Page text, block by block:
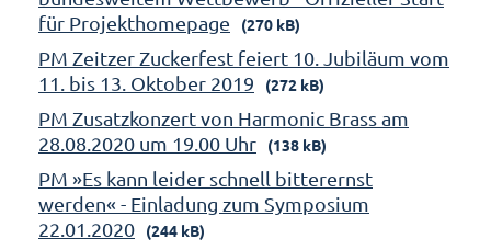
für Projekthomepage
(270 kB)
PM Zeitzer Zuckerfest feiert 10. Jubiläum vom
11. bis 13. Oktober 2019
(272 kB)
PM Zusatzkonzert von Harmonic Brass am
28.08.2020 um 19.00 Uhr
(138 kB)
PM »Es kann leider schnell bitterernst
werden« - Einladung zum Symposium
22.01.2020
(244 kB)